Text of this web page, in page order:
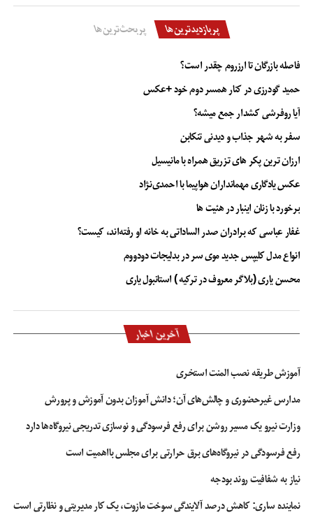
به کار کارشناسی دارد.
وی گفت: یکی از نیازهای مدیریت بحران در شهرهای کشور، توجه به فضای آماده
قبر در دستور کار سازمان بهشت زهرا (س) قرارگرفته و بخش قابل ملاحظه‌ای از آن
آماده شده است.
بهشت زهرا سازمان سازمان بهشت زهرا
پربازدیدترین‌ها پربحث‌ترین‌ها
فاصله بازرگان تا ارزروم چقدر است؟
حمید گودرزی در کنار همسر دوم خود +عکس
آیا روفرشی کشدار جمع میشه؟
سفر به شهر جذاب و دیدنی تنکابن
ارزان ترین پکر های تزریق همراه با مانیسیل
عکس یادگاری مهمانداران هواپیما با احمدی‌نژاد
برخورد با زنان اینبار در هئیت ها
غفار عباسی که برادران صدر الساداتی به خانه او رفته‌اند، کیست؟
انواع مدل کلیپس جدید موی سر در بدلیجات دودووم
محسن یاری (بلاگر معروف در ترکیه ) استانبول یاری
آخرین اخبار
آموزش طریقه نصب المنت استخری
مدارس غیرحضوری و چالش‌های آن؛ دانش آموزان بدون آموزش و پرورش
وزارت نیرو یک مسیر روشن برای رفع فرسودگی و نوسازی تدریجی نیروگاه‌ها دارد
رفع فرسودگی در نیروگاه‌های برق حرارتی برای مجلس بااهمیت است
نیاز به شفافیت روند بودجه
نماینده ساری: کاهش درصد آلایندگی سوخت مازوت، یک کار مدیریتی و نظارتی است